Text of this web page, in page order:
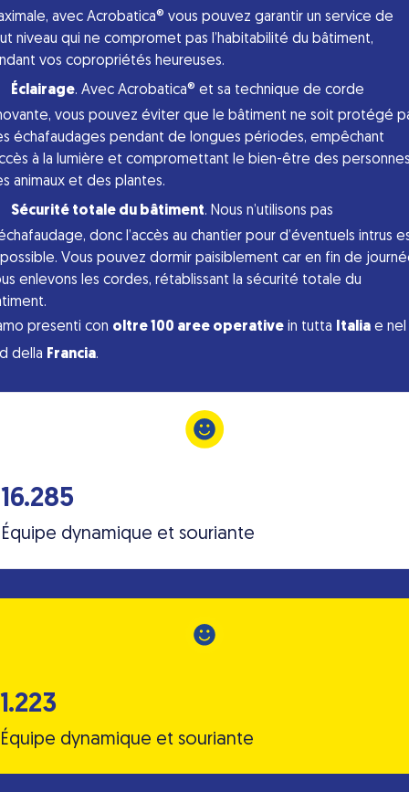
avec Acrobatica® vous pouvez garantir un service de
niveau qui ne compromet pas l’habitabilité du bâtiment,
vos copropriétés heureuses.
Éclairage. Avec Acrobatica® et sa technique de corde
vous pouvez éviter que le bâtiment ne soit protégé
échafaudages pendant de longues périodes, empêchant
à la lumière et compromettant le bien-être des
animaux et des plantes.
Sécurité totale du bâtiment. Nous n’utilisons pas
donc l’accès au chantier pour d’éventuels intrus
Vous pouvez dormir paisiblement car en fin de
enlevons les cordes, rétablissant la sécurité totale du
presenti con oltre 100 aree operative in tutta Italia e nel
della Francia.
16.285
Équipe dynamique et souriante
1.223
Équipe dynamique et souriante